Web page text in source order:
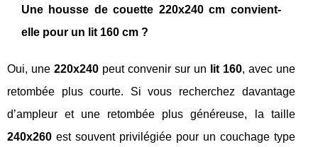
Une housse de couette 220x240 cm convient-
elle pour un lit 160 cm ?
Oui, une 220x240peut convenir sur un lit 160, avec une
retombée plus courte. Si vous recherchez davantage
d’ampleur et une retombée plus généreuse, la taille
240x260 est souvent privilégiée pour un couchage type